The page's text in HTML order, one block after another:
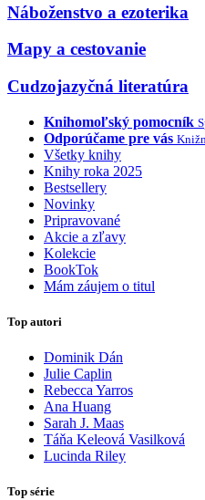
Náboženstvo a ezoterika
Mapy a cestovanie
Cudzojazyčná literatúra
Knihomoľský pomocník
Odporúčame pre vás
Všetky knihy
Knihy roka 2025
Bestsellery
Novinky
Pripravované
Akcie a zľavy
Kolekcie
BookTok
Mám záujem o titul
Top autori
Dominik Dán
Julie Caplin
Rebecca Yarros
Ana Huang
Sarah J. Maas
Táňa Keleová Vasilková
Lucinda Riley
Top série